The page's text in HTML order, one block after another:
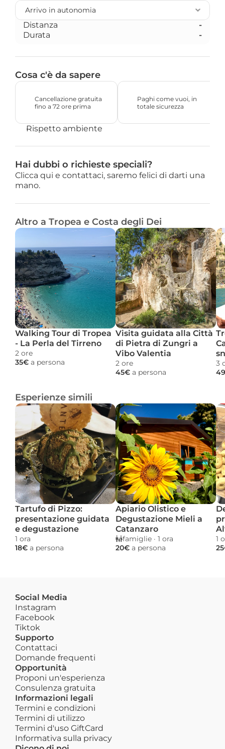
Distanza
-
Durata
-
Cosa c'è da sapere
Cancellazione gratuita
fino a 72 ore prima
Paghi come vuoi, in
totale sicurezza
Rispetto ambiente
Hai dubbi o richieste speciali?
Clicca qui e contattaci, saremo felici di darti una
mano.
Altro a Tropea e Costa degli Dei
Walking Tour di Tropea
- La Perla del Tirreno
2 ore
35€ a persona
Visita guidata alla Città
di Pietra di Zungri a
Vibo Valentia
2 ore
45€ a persona
3
Esperienze simili
Tartufo di Pizzo:
presentazione guidata
e degustazione
1 ora
18€ a persona
Apiario Olistico e
Degustazione Mieli a
Catanzaro
famiglie · 1 ora
20€ a persona
1
Social Media
Instagram
Facebook
Tiktok
Supporto
Contattaci
Domande frequenti
Opportunità
Proponi un'esperienza
Consulenza gratuita
Informazioni legali
Termini e condizioni
Termini di utilizzo
Termini d'uso GiftCard
Informativa sulla privacy